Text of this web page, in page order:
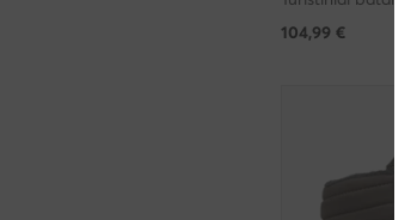
104,99 €